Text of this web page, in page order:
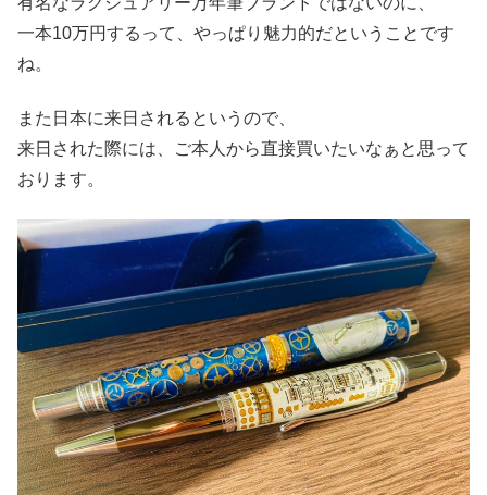
一本10万円するって、やっぱり魅力的だということです
ね。
また日本に来日されるというので、
来日された際には、ご本人から直接買いたいなぁと思って
おります。